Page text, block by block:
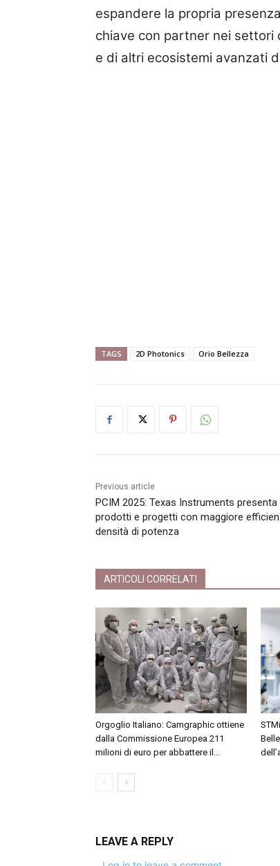
espandere la propria
chiave con partner nei settori
e di altri ecosistemi avanzati
TAGS 2D Photonics Orio Bellezza
Previous article
PCIM 2025: Texas Instruments presenta
prodotti e progetti con maggiore
densità di potenza
ARTICOLI CORRELATI
Orgoglio Italiano: Camgraphic ottiene
dalla Commissione Europea 211
milioni di euro per abbattere il...
LEAVE A REPLY